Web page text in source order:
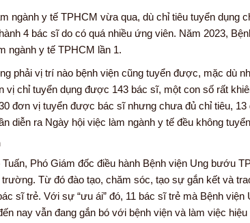
ngành y tế TPHCM vừa qua, dù chỉ tiêu tuyển dụng
4 bác sĩ do có quá nhiều ứng viên. Năm 2023,
ngành y tế TPHCM lần 1.
phải vị trí nào bệnh viện cũng tuyển được, mặc dù
vị chỉ tuyển dụng được 143 bác sĩ, một con số rất
đơn vị tuyển được bác sĩ nhưng chưa đủ chỉ tiêu,
diễn ra Ngày hội việc làm ngành y tế đều không
Phó Giám đốc điều hành Bệnh viện Ung bướu
Từ đó đào tạo, chăm sóc, tạo sự gắn kết và
sĩ trẻ. Với sự “ưu ái” đó, 11 bác sĩ trẻ mà Bệnh
nay vẫn đang gắn bó với bệnh viện và làm việc hiệu